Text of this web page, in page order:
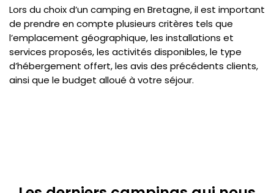
Lors du choix d’un camping en Bretagne, il est important
de prendre en compte plusieurs critères tels que
l’emplacement géographique, les installations et
services proposés, les activités disponibles, le type
d’hébergement offert, les avis des précédents clients,
ainsi que le budget alloué à votre séjour.